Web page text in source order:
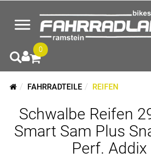
0
FAHRRADTEILE REIFEN
Schwalbe Reifen
Smart Sam Plus
Perf. Addix